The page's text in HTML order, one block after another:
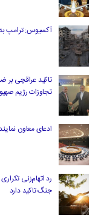
آکسیوس: ترامپ به توافق
تاکید عراقچی بر
تجاوزات رژیم
ادعای معاون
رد اتهام‌زنی
جنگ تاکید دارد